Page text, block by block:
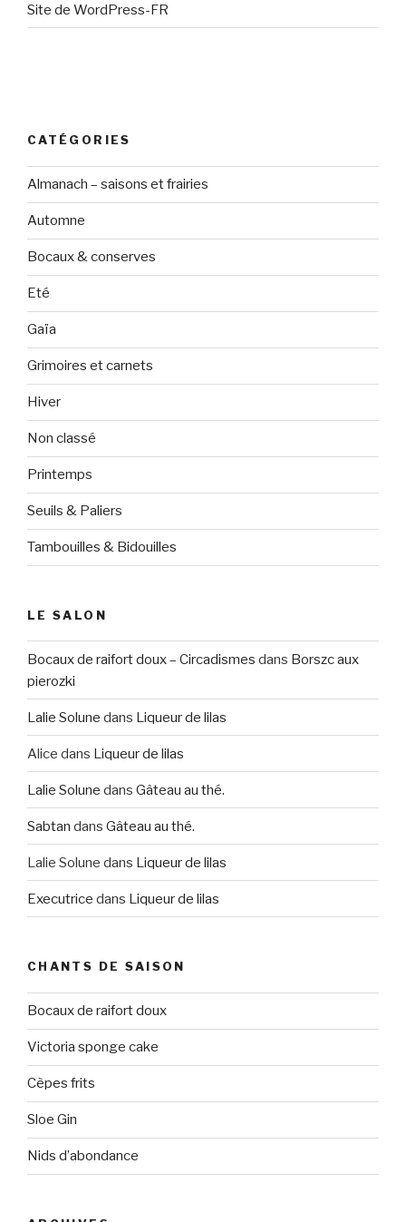
Site de WordPress-FR
CATÉGORIES
Almanach – saisons et frairies
Automne
Bocaux & conserves
Eté
Gaïa
Grimoires et carnets
Hiver
Non classé
Printemps
Seuils & Paliers
Tambouilles & Bidouilles
LE SALON
Bocaux de raifort doux – Circadismes dans Borszc aux
pierozki
Lalie Solune dans Liqueur de lilas
Alice dans Liqueur de lilas
Lalie Solune dans Gâteau au thé.
Sabtan dans Gâteau au thé.
Lalie Solune dans Liqueur de lilas
Executrice dans Liqueur de lilas
CHANTS DE SAISON
Bocaux de raifort doux
Victoria sponge cake
Cèpes frits
Sloe Gin
Nids d’abondance